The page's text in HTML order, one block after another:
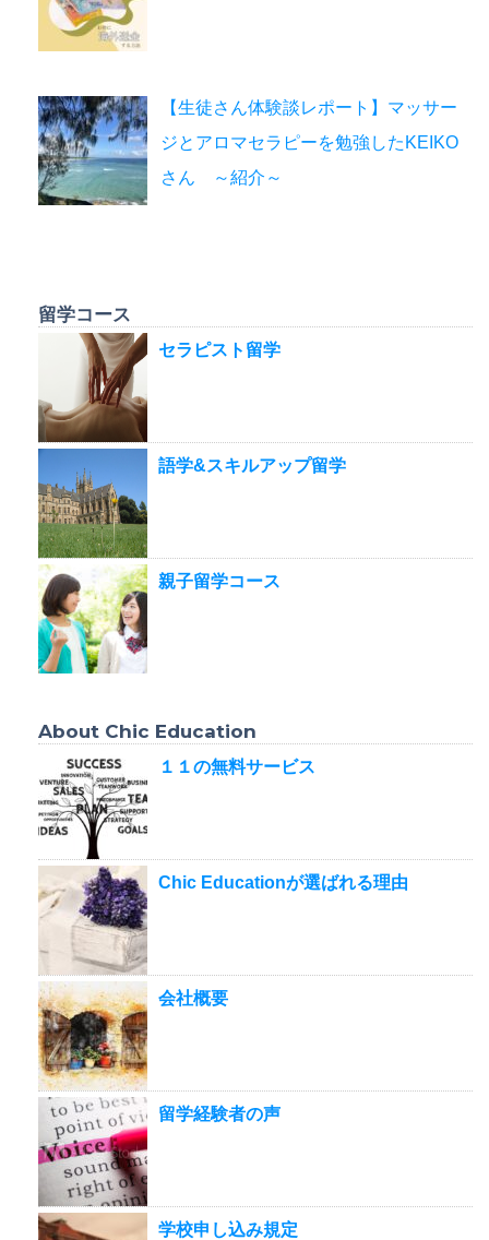
【生徒さん体験談レポート】マッサー
ジとアロマセラピーを勉強したKEIKO
さん ～紹介～
留学コース
セラピスト留学
語学&スキルアップ留学
親子留学コース
About Chic Education
１１の無料サービス
Chic Educationが選ばれる理由
会社概要
留学経験者の声
学校申し込み規定